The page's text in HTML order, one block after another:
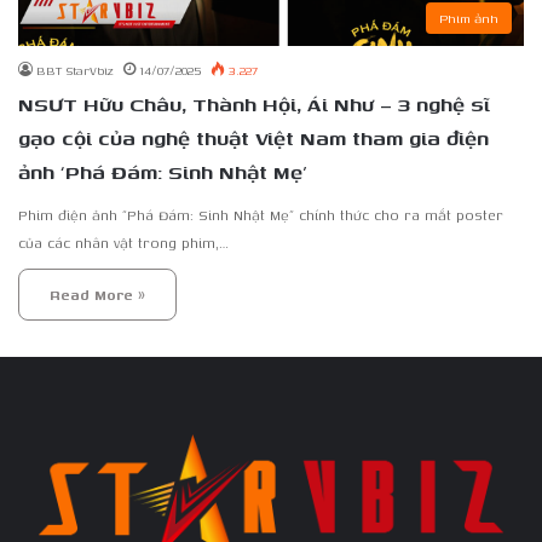
Phim ảnh
BBT StarVbiz 14/07/2025 3.227
NSƯT Hữu Châu, Thành Hội, Ái Như – 3 nghệ sĩ
gạo cội của nghệ thuật Việt Nam tham gia điện
ảnh ‘Phá Đám: Sinh Nhật Mẹ’
Phim điện ảnh “Phá Đám: Sinh Nhật Mẹ” chính thức cho ra mắt poster
của các nhân vật trong phim,…
Read More »